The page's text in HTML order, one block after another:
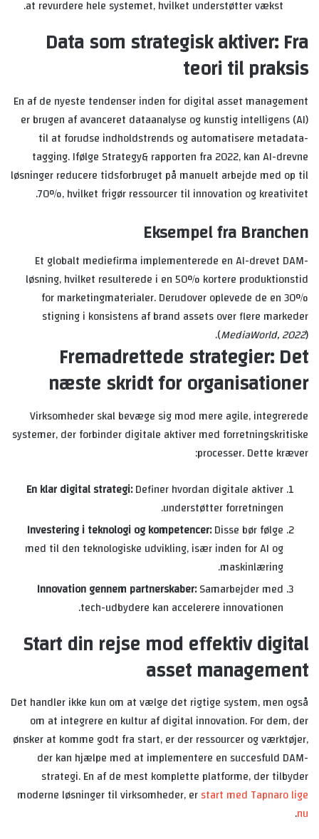
at revurdere hele systemet, hvilket understøtter vækst.
Data som strategisk aktiver: Fra
teori til praksis
En af de nyeste tendenser inden for digital asset management
er brugen af avanceret dataanalyse og kunstig intelligens (AI)
til at forudse indholdstrends og automatisere metadata-
tagging. Ifølge Strategy& rapporten fra 2022, kan AI-drevne
løsninger reducere tidsforbruget på manuelt arbejde med op til
70%, hvilket frigør ressourcer til innovation og kreativitet.
Eksempel fra Branchen
Et globalt mediefirma implementerede en AI-drevet DAM-
løsning, hvilket resulterede i en 50% kortere produktionstid
for marketingmaterialer. Derudover oplevede de en 30%
stigning i konsistens af brand assets over flere markeder
(MediaWorld, 2022).
Fremadrettede strategier: Det
næste skridt for organisationer
Virksomheder skal bevæge sig mod mere agile, integrerede
systemer, der forbinder digitale aktiver med forretningskritiske
processer. Dette kræver:
En klar digital strategi:Definer hvordan digitale aktiver
understøtter forretningen.
Investering i teknologi og kompetencer:Disse bør følge
med til den teknologiske udvikling, især inden for AI og
maskinlæring.
Innovation gennem partnerskaber:Samarbejder med
tech-udbydere kan accelerere innovationen.
Start din rejse mod effektiv digital
asset management
Det handler ikke kun om at vælge det rigtige system, men også
om at integrere en kultur af digital innovation. For dem, der
ønsker at komme godt fra start, er der ressourcer og værktøjer,
der kan hjælpe med at implementere en succesfuld DAM-
strategi. En af de mest komplette platforme, der tilbyder
moderne løsninger til virksomheder, erstart med Tapnaro lige
nu
.